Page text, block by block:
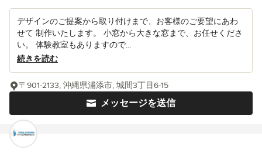
デザインのご提案から取り付けまで、お客様のご要望にあわ
せて 制作いたします。 小窓から大きな窓まで、お任せくださ
い。 体験教室もありますので...
続きを読む
メッセージを送信
〒901-2133, 沖縄県浦添市, 城間3丁目6-15